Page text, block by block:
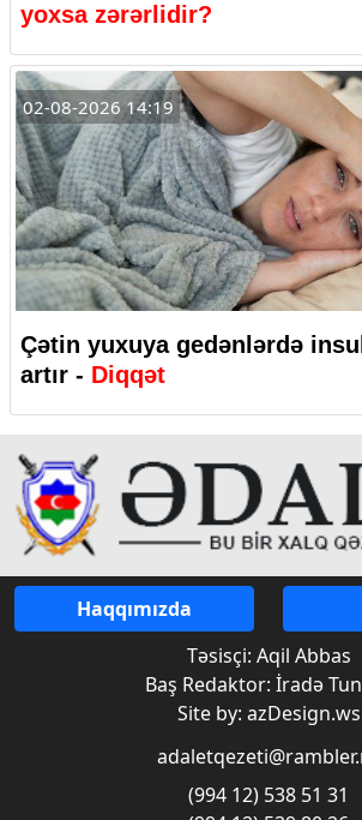
yoxsa zərərlidir?
02-08-2026 14:19
Çətin yuxuya gedənlərdə
artır - Diqqət
Haqqımızda
Təsisçi: Aqil Abbas
Baş Redaktor: İradə
Site by: azDesign.ws
(994 12) 538 51 31